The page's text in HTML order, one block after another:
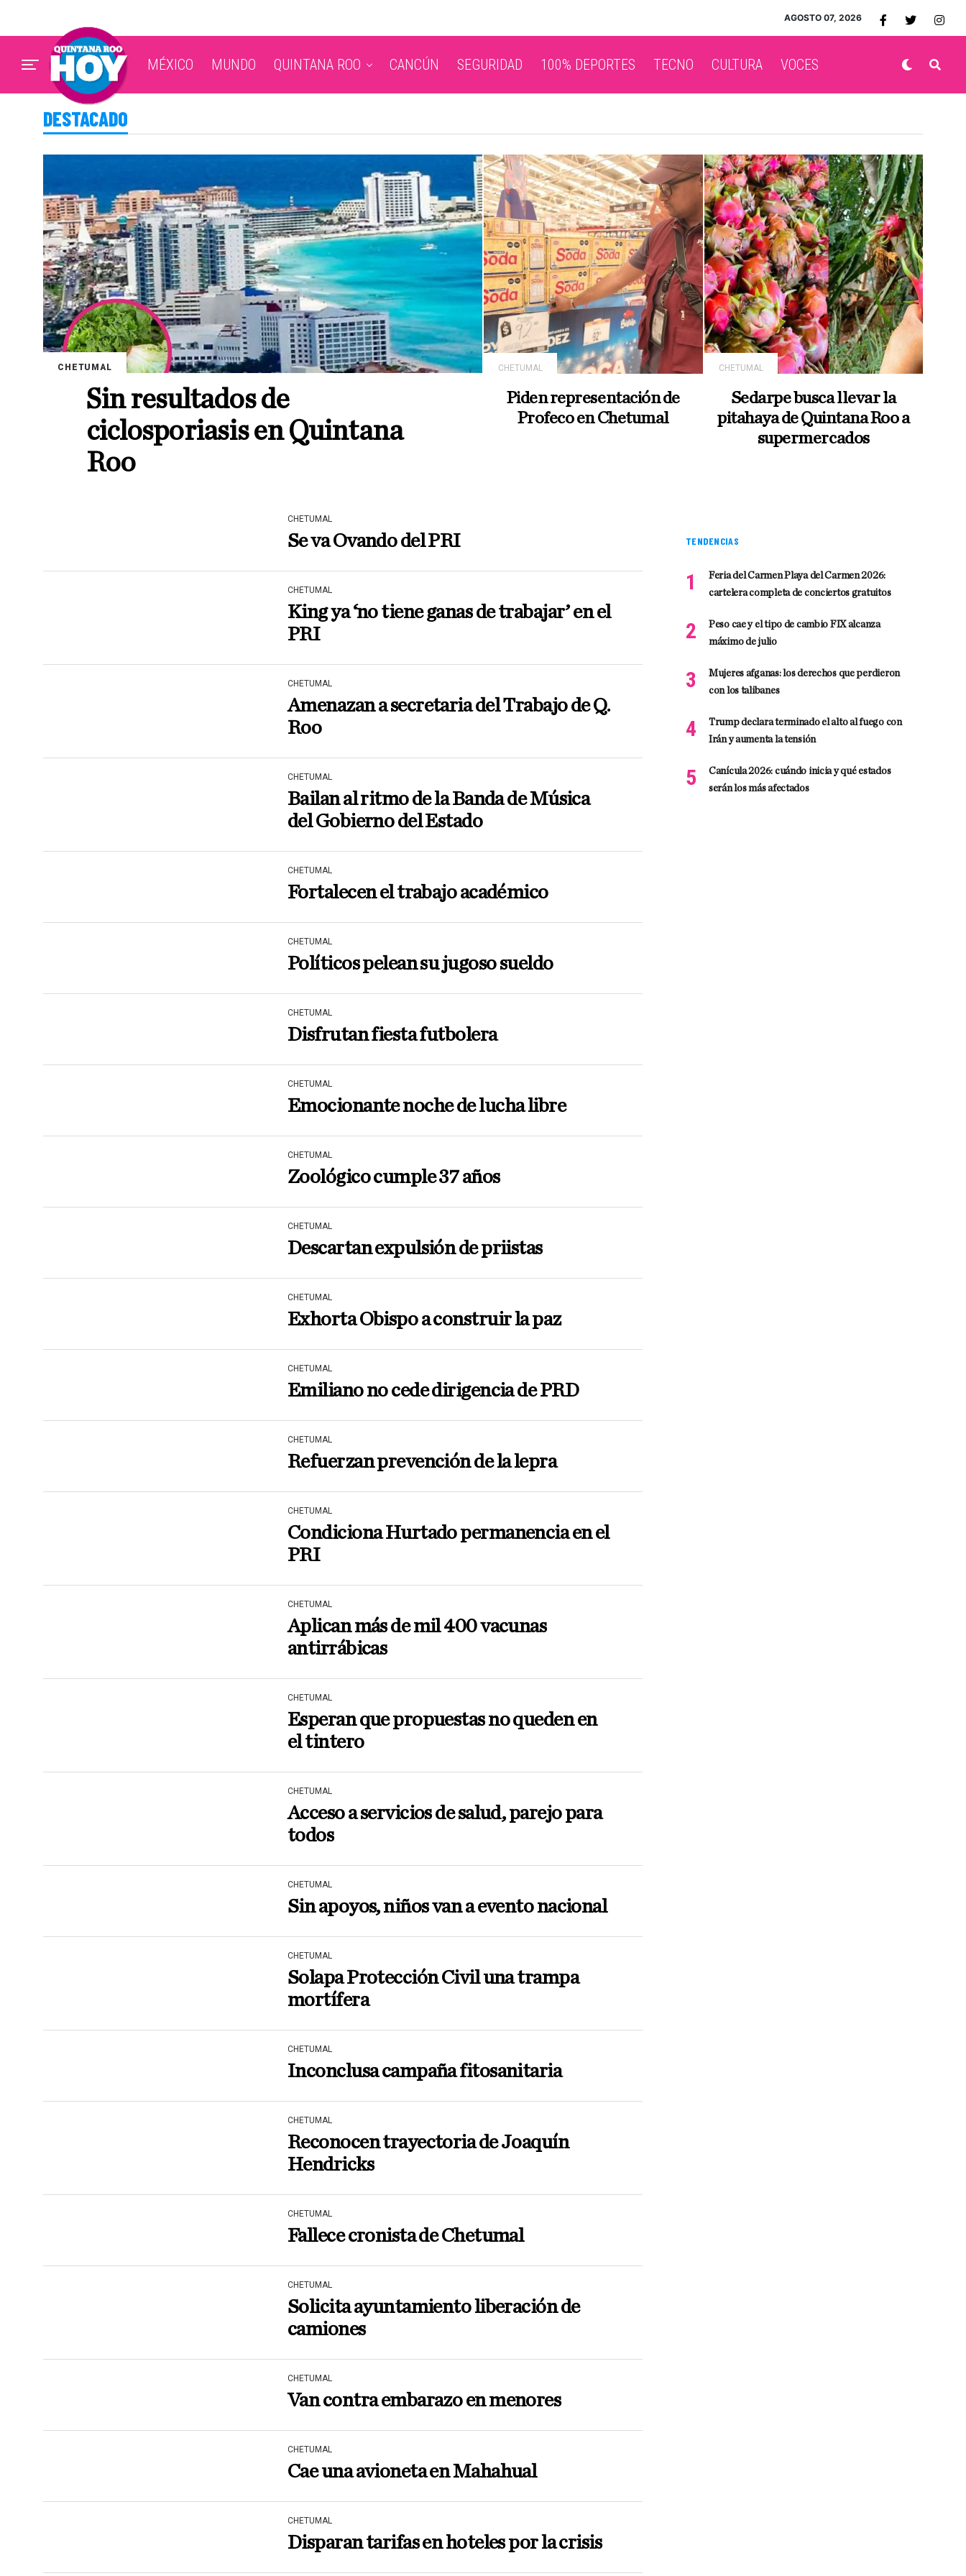
AGOSTO 07, 2026
MÉXICO MUNDO QUINTANA ROO CANCÚN SEGURIDAD 100% DEPORTES TECNO CULTURA VOCES
DESTACADO
CHETUMAL
Sin resultados de
ciclosporiasis en Quintana
Roo
CHETUMAL
Piden representación de
Profeco en Chetumal
CHETUMAL
Sedarpe busca llevar la
pitahaya de Quintana Roo a
supermercados
CHETUMAL
Se va Ovando del PRI
CHETUMAL
King ya ‘no tiene ganas de trabajar’ en el
PRI
CHETUMAL
Amenazan a secretaria del Trabajo de Q.
Roo
CHETUMAL
Bailan al ritmo de la Banda de Música
del Gobierno del Estado
CHETUMAL
Fortalecen el trabajo académico
CHETUMAL
Políticos pelean su jugoso sueldo
CHETUMAL
Disfrutan fiesta futbolera
CHETUMAL
Emocionante noche de lucha libre
CHETUMAL
Zoológico cumple 37 años
CHETUMAL
Descartan expulsión de priistas
CHETUMAL
Exhorta Obispo a construir la paz
CHETUMAL
Emiliano no cede dirigencia de PRD
CHETUMAL
Refuerzan prevención de la lepra
CHETUMAL
Condiciona Hurtado permanencia en el
PRI
CHETUMAL
Aplican más de mil 400 vacunas
antirrábicas
CHETUMAL
Esperan que propuestas no queden en
el tintero
CHETUMAL
Acceso a servicios de salud, parejo para
todos
CHETUMAL
Sin apoyos, niños van a evento nacional
CHETUMAL
Solapa Protección Civil una trampa
mortífera
CHETUMAL
Inconclusa campaña fitosanitaria
CHETUMAL
Reconocen trayectoria de Joaquín
Hendricks
CHETUMAL
Fallece cronista de Chetumal
CHETUMAL
Solicita ayuntamiento liberación de
camiones
CHETUMAL
Van contra embarazo en menores
CHETUMAL
Cae una avioneta en Mahahual
CHETUMAL
Disparan tarifas en hoteles por la crisis
TENDENCIAS
Feria del Carmen Playa del Carmen 2026:
cartelera completa de conciertos gratuitos
Peso cae y el tipo de cambio FIX alcanza
máximo de julio
Mujeres afganas: los derechos que perdieron
con los talibanes
Trump declara terminado el alto al fuego con
Irán y aumenta la tensión
Canícula 2026: cuándo inicia y qué estados
serán los más afectados